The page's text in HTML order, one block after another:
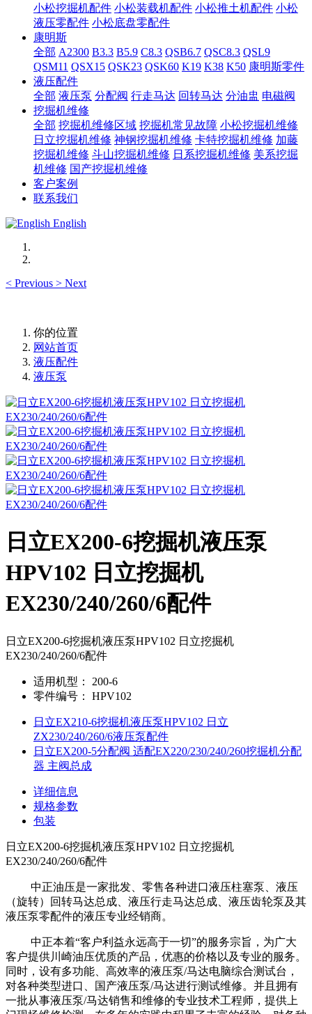
小松挖掘机配件 小松装载机配件 小松推土机配件 小松
液压零配件 小松底盘零配件
康明斯
全部 A2300 B3.3 B5.9 C8.3 QSB6.7 QSC8.3 QSL9
QSM11 QSX15 QSK23 QSK60 K19 K38 K50 康明斯零件
液压配件
全部 液压泵 分配阀 行走马达 回转马达 分油盅 电磁阀
挖掘机维修
全部 挖掘机维修区域 挖掘机常见故障 小松挖掘机维修
日立挖掘机维修 神钢挖掘机维修 卡特挖掘机维修 加藤
挖掘机维修 斗山挖掘机维修 日系挖掘机维修 美系挖掘
机维修 国产挖掘机维修
客户案例
联系我们
English
< Previous > Next
你的位置
网站首页
液压配件
液压泵
日立EX200-6挖掘机液压泵
HPV102 日立挖掘机
EX230/240/260/6配件
日立EX200-6挖掘机液压泵HPV102 日立挖掘机
EX230/240/260/6配件
适用机型：
200-6
零件编号：
HPV102
日立EX210-6挖掘机液压泵HPV102 日立
ZX230/240/260/6液压泵配件
日立EX200-5分配阀 适配EX220/230/240/260挖掘机分配
器 主阀总成
详细信息
规格参数
包装
日立EX200-6挖掘机液压泵HPV102 日立挖掘机
EX230/240/260/6配件
中正油压是一家批发、零售各种进口液压柱塞泵、液压
（旋转）回转马达总成、液压行走马达总成、液压齿轮泵及其
液压泵零配件的液压专业经销商。
中正本着“客户利益永远高于一切”的服务宗旨，为广大
客户提供川崎油压优质的产品，优惠的价格以及专业的服务。
同时，设有多功能、高效率的液压泵/马达电脑综合测试台，
对各种类型进口、国产液压泵/马达进行测试维修。并且拥有
一批从事液压泵/马达销售和维修的专业技术工程师，提供上